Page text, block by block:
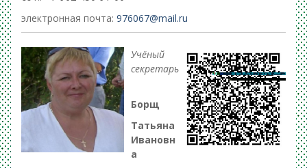
электронная почта: 976067@mail.ru
Учёный
секретарь
Борщ
Татьяна
Ивановн
а